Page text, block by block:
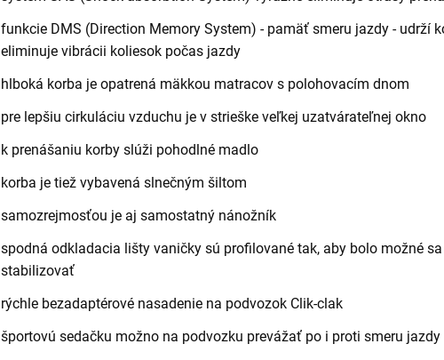
funkcie DMS (Direction Memory System) - pamäť smeru jazdy - udrží
eliminuje vibrácii koliesok počas jazdy
hlboká korba je opatrená mäkkou matracov s polohovacím dnom
pre lepšiu cirkuláciu vzduchu je v strieške veľkej uzatvárateľnej okno
k prenášaniu korby slúži pohodlné madlo
korba je tiež vybavená slnečným šiltom
samozrejmosťou je aj samostatný nánožník
spodná odkladacia lišty vaničky sú profilované tak, aby bolo možné
stabilizovať
rýchle bezadaptérové nasadenie na podvozok Clik-clak
športovú sedačku možno na podvozku prevážať po i proti smeru jazdy